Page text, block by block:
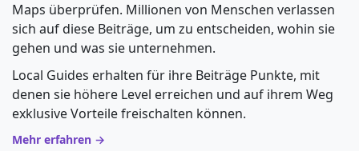
Maps überprüfen. Millionen von Menschen verlassen
sich auf diese Beiträge, um zu entscheiden, wohin sie
gehen und was sie unternehmen.
Local Guides erhalten für ihre Beiträge Punkte, mit
denen sie höhere Level erreichen und auf ihrem Weg
exklusive Vorteile freischalten können.
Mehr erfahren →